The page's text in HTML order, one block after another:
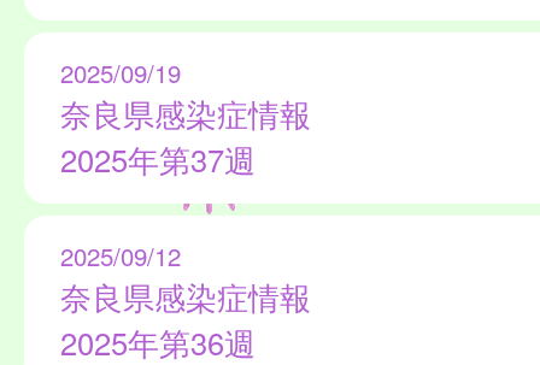
2025/09/19
奈良県感染症情報
2025年第37週
2025/09/12
奈良県感染症情報
2025年第36週